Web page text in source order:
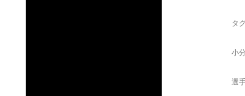
タ
小
選